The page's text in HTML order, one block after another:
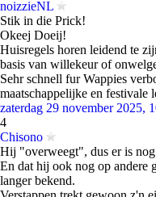
noizzieNL
Stik in die Prick!
Okeej Doeij!
Huisregels horen leidend te
basis van willekeur of
Sehr schnell fur Wappies
maatschappelijke en
zaterdag 29 november 2025,
4
Chisono
Hij "overweegt", dus er is nog
En dat hij ook nog op andere
langer bekend.